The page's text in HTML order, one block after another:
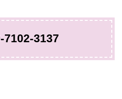
7102-3137